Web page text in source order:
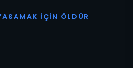
ASAMAK İ ÇI N Ö L D Ü R